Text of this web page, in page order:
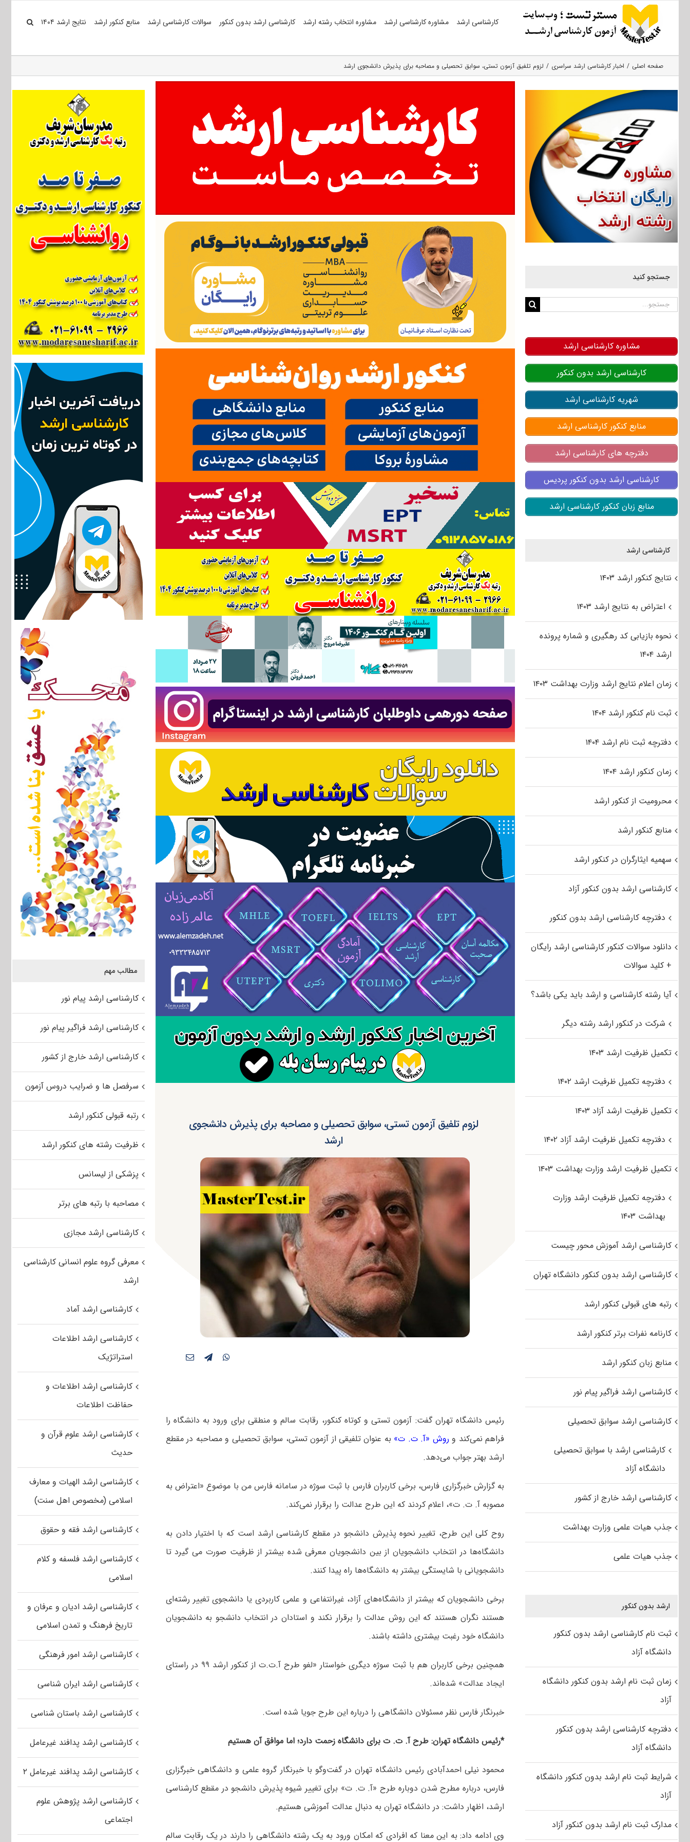
کارشناسی ارشد مشاوره کارشناسی ارشد مشاوره انتخاب رشته ارشد کارشناسی ارشد بدون کنکور سوالات کارشناسی ارشد منابع کنکور ارشد نتایج ارشد ۱۴۰۴
صفحه اصلی اخبار کارشناسی ارشد سراسری لزوم تلفیق آزمون تستی، سوابق تحصیلی و مصاحبه برای پذیرش دانشجوی ارشد
لزوم تلفیق آزمون تستی، سوابق تحصیلی و مصاحبه برای پذیرش دانشجوی
ارشد
رئیس دانشگاه تهران گفت: آزمون تستی و کوتاه کنکور، رقابت سالم و منطقی برای ورود به دانشگاه را
فراهم نمی‌کند و روش «آ. ت. ت» به عنوان تلفیقی از آزمون تستی، سوابق تحصیلی و مصاحبه در مقطع
ارشد بهتر جواب می‌دهد.
به گزارش خبرگزاری فارس، برخی کاربران فارس با ثبت سوژه در سامانه فارس من با موضوع «اعتراض به
مصوبه آ. ت. ت»، اعلام کردند که این طرح عدالت را برقرار نمی‌کند.
روح کلی این طرح، تغییر نحوه پذیرش دانشجو در مقطع کارشناسی ارشد است که با اختیار دادن به
دانشگاه‌ها در انتخاب دانشجویان از بین دانشجویان معرفی شده بیشتر از ظرفیت صورت می گیرد تا
دانشجویانی با شایستگی بیشتر به دانشگاه‌‌ها راه پیدا کنند.
برخی دانشجویان که بیشتر از دانشگاه‌های آزاد، غیرانتفاعی و علمی کاربردی یا دانشجوی تغییر رشته‌ای
هستند نگران‌ هستند که این روش عدالت را برقرار نکند و استادان در انتخاب دانشجو به دانشجویان
دانشگاه خود رغبت بیشتری داشته باشند.
همچنین برخی کاربران هم با ثبت سوژه دیگری خواستار «لغو طرح آ.ت.ت از کنکور ارشد ۹۹ در راستای
ایجاد عدالت» شده‌اند.
خبرنگار فارس نظر مسئولان دانشگاهی را درباره این طرح جویا شده است.
*رئیس دانشگاه تهران: طرح آ. ت. ت برای دانشگاه زحمت دارد؛ اما موافق آن هستیم
محمود نیلی احمدآبادی رئیس دانشگاه تهران در گفت‌وگو با خبرنگار گروه علمی و دانشگاهی خبرگزاری
فارس، درباره مطرح شدن دوباره طرح «آ. ت. ت» برای تغییر شیوه پذیرش دانشجو در مقطع کارشناسی
ارشد، اظهار داشت: در دانشگاه تهران به دنبال عدالت آموزشی هستیم.
وی ادامه داد: به این معنا که افرادی که امکان ورود به یک رشته دانشگاهی را دارند در یک رقابت سالم
مطالب مهم
کارشناسی ارشد پیام نور
کارشناسی ارشد فراگیر پیام نور
کارشناسی ارشد خارج از کشور
سرفصل ها و ضرایب دروس آزمون
رتبه قبولی کنکور ارشد
ظرفیت رشته های کنکور ارشد
پزشکی از لیسانس
مصاحبه با رتبه های برتر
کارشناسی ارشد مجازی
معرفی گروه علوم انسانی کارشناسی
ارشد
کارشناسی ارشد آماد
کارشناسی ارشد اطلاعات
استراتژیک
کارشناسی ارشد اطلاعات و
حفاظت اطلاعات
کارشناسی ارشد علوم قرآن و
حدیث
کارشناسی ارشد الهیات و معارف
اسلامی (مخصوص اهل سنت)
کارشناسی ارشد فقه و حقوق
کارشناسی ارشد فلسفه و کلام
اسلامی
کارشناسی ارشد ادیان و عرفان و
تاریخ فرهنگ و تمدن اسلامی
کارشناسی ارشد امور فرهنگی
کارشناسی ارشد ایران شناسی
کارشناسی ارشد باستان شناسی
کارشناسی ارشد پدافند غیرعامل
کارشناسی ارشد پدافند غیرعامل ۲
کارشناسی ارشد پژوهش علوم
اجتماعی
جستجو کنید
جستجو
مشاوره کارشناسی ارشد
کارشناسی ارشد بدون کنکور
شهریه کارشناسی ارشد
منابع کنکور کارشناسی ارشد
دفترچه های کارشناسی ارشد
کارشناسی ارشد بدون کنکور پردیس
منابع زبان کنکور کارشناسی ارشد
کارشناسی ارشد
نتایج کنکور ارشد ۱۴۰۳
اعتراض به نتایج ارشد ۱۴۰۳
نحوه بازیابی کد رهگیری و شماره پرونده
ارشد ۱۴۰۴
زمان اعلام نتایج ارشد وزارت بهداشت ۱۴۰۳
ثبت نام کنکور ارشد ۱۴۰۴
دفترچه ثبت نام ارشد ۱۴۰۴
زمان کنکور ارشد ۱۴۰۴
محرومیت از کنکور ارشد
منابع کنکور ارشد
سهمیه ایثارگران در کنکور ارشد
کارشناسی ارشد بدون کنکور آزاد
دفترچه کارشناسی ارشد بدون کنکور
دانلود سوالات کنکور کارشناسی ارشد رایگان
+ کلید سوالات
آیا رشته کارشناسی و ارشد باید یکی باشد؟
شرکت در کنکور ارشد رشته دیگر
تکمیل ظرفیت ارشد ۱۴۰۳
دفترچه تکمیل ظرفیت ارشد ۱۴۰۲
تکمیل ظرفیت ارشد آزاد ۱۴۰۳
دفترچه تکمیل ظرفیت ارشد آزاد ۱۴۰۲
تکمیل ظرفیت ارشد وزارت بهداشت ۱۴۰۳
دفترچه تکمیل ظرفیت ارشد وزارت
بهداشت ۱۴۰۳
کارشناسی ارشد آموزش محور چیست
کارشناسی ارشد بدون کنکور دانشگاه تهران
رتبه های قبولی کنکور ارشد
کارنامه نفرات برتر کنکور ارشد
منابع زبان کنکور ارشد
کارشناسی ارشد فراگیر پیام نور
کارشناسی ارشد سوابق تحصیلی
کارشناسی ارشد با سوابق تحصیلی
دانشگاه آزاد
کارشناسی ارشد خارج از کشور
جذب هیات علمی وزارت بهداشت
جذب هیات علمی
ارشد بدون کنکور
ثبت نام کارشناسی ارشد بدون کنکور
دانشگاه آزاد
زمان ثبت نام ارشد بدون کنکور دانشگاه
آزاد
دفترچه کارشناسی ارشد بدون کنکور
دانشگاه آزاد
شرایط ثبت نام ارشد بدون کنکور دانشگاه
آزاد
مدارک ثبت نام ارشد بدون کنکور آزاد